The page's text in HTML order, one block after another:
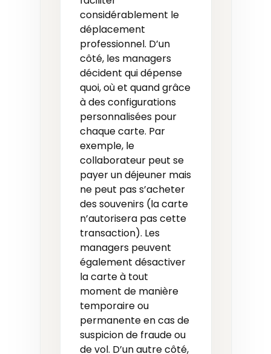
considérablement le
déplacement
professionnel. D’un
côté, les managers
décident qui dépense
quoi, où et quand grâce
à des configurations
personnalisées pour
chaque carte. Par
exemple, le
collaborateur peut se
payer un déjeuner mais
ne peut pas s’acheter
des souvenirs (la carte
n’autorisera pas cette
transaction). Les
managers peuvent
également désactiver
la carte à tout
moment de manière
temporaire ou
permanente en cas de
suspicion de fraude ou
de vol. D’un autre côté,